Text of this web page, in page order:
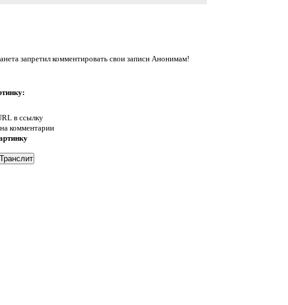
запретил комментировать свои записи Анонимам!
в ссылку
комментарии